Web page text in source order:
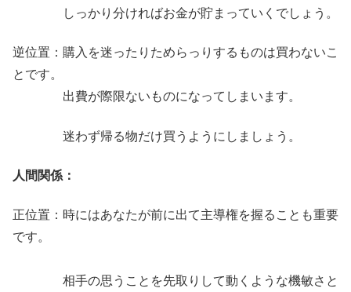
しっかり分ければお金が貯まっていくでしょう。
逆位置：購入を迷ったりためらっりするものは買わないこ
とです。
出費が際限ないものになってしまいます。
迷わず帰る物だけ買うようにしましょう。
人間関係：
正位置：時にはあなたが前に出て主導権を握ることも重要
です。
相手の思うことを先取りして動くような機敏さと